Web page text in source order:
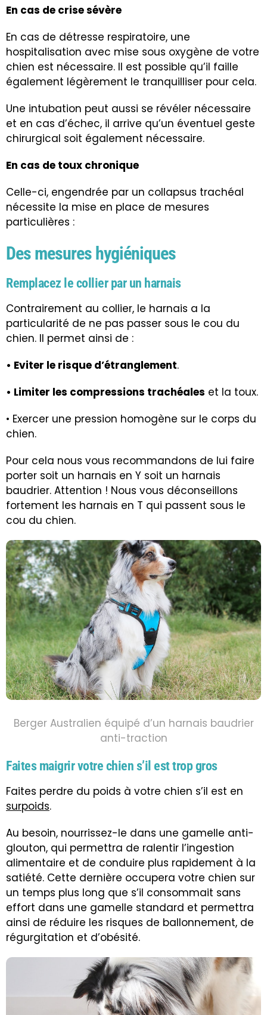
En cas de crise sévère
En cas de détresse respiratoire, une
hospitalisation avec mise sous oxygène de votre
chien est nécessaire. Il est possible qu’il faille
également légèrement le tranquilliser pour cela.
Une intubation peut aussi se révéler nécessaire
et en cas d’échec, il arrive qu’un éventuel geste
chirurgical soit également nécessaire.
En cas de toux chronique
Celle-ci, engendrée par un collapsus trachéal
nécessite la mise en place de mesures
particulières :
Des mesures hygiéniques
Remplacez le collier par un harnais
Contrairement au collier, le harnais a la
particularité de ne pas passer sous le cou du
chien. Il permet ainsi de :
• Eviter le risque d’étranglement.
• Limiter les compressions trachéales et la toux.
• Exercer une pression homogène sur le corps du
chien.
Pour cela nous vous recommandons de lui faire
porter soit un harnais en Y soit un harnais
baudrier. Attention ! Nous vous déconseillons
fortement les harnais en T qui passent sous le
cou du chien.
Berger Australien équipé d’un harnais baudrier
anti-traction
Faites maigrir votre chien s’il est trop gros
Faites perdre du poids à votre chien s’il est en
surpoids.
Au besoin, nourrissez-le dans une gamelle anti-
glouton, qui permettra de ralentir l’ingestion
alimentaire et de conduire plus rapidement à la
satiété. Cette dernière occupera votre chien sur
un temps plus long que s’il consommait sans
effort dans une gamelle standard et permettra
ainsi de réduire les risques de ballonnement, de
régurgitation et d’obésité.